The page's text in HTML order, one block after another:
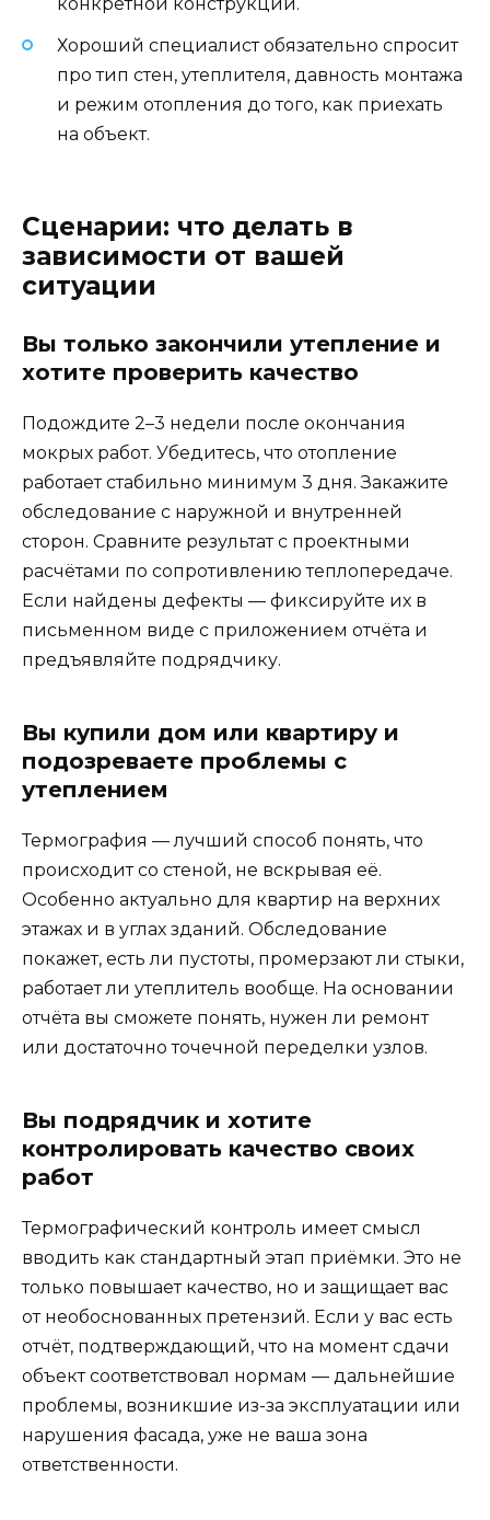
Хороший специалист обязательно спросит
про тип стен, утеплителя, давность монтажа
и режим отопления до того, как приехать
на объект.
Сценарии: что делать в
зависимости от вашей
ситуации
Вы только закончили утепление и
хотите проверить качество
Подождите 2–3 недели после окончания
мокрых работ. Убедитесь, что отопление
работает стабильно минимум 3 дня. Закажите
обследование с наружной и внутренней
сторон. Сравните результат с проектными
расчётами по сопротивлению теплопередаче.
Если найдены дефекты — фиксируйте их в
письменном виде с приложением отчёта и
предъявляйте подрядчику.
Вы купили дом или квартиру и
подозреваете проблемы с
утеплением
Термография — лучший способ понять, что
происходит со стеной, не вскрывая её.
Особенно актуально для квартир на верхних
этажах и в углах зданий. Обследование
покажет, есть ли пустоты, промерзают ли стыки,
работает ли утеплитель вообще. На основании
отчёта вы сможете понять, нужен ли ремонт
или достаточно точечной переделки узлов.
Вы подрядчик и хотите
контролировать качество своих
работ
Термографический контроль имеет смысл
вводить как стандартный этап приёмки. Это не
только повышает качество, но и защищает вас
от необоснованных претензий. Если у вас есть
отчёт, подтверждающий, что на момент сдачи
объект соответствовал нормам — дальнейшие
проблемы, возникшие из-за эксплуатации или
нарушения фасада, уже не ваша зона
ответственности.